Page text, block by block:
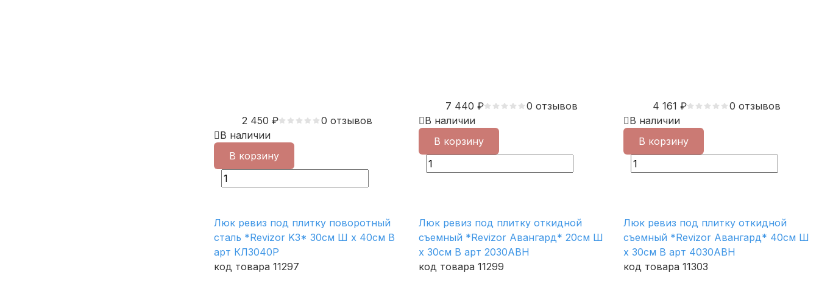
2 450 ₽
0 отзывов
В наличии
В корзину
7 440 ₽
0 отзывов
В наличии
В корзину
4 161 ₽
0 отзывов
В наличии
В корзину
Люк ревиз под плитку поворотный
сталь *Revizor K3* 30см Ш х 40см В
арт КЛ3040Р
код товара 11297
Люк ревиз под плитку откидной
съемный *Revizor Авангард* 20см Ш
х 30см В арт 2030АВН
код товара 11299
Люк ревиз под плитку откидной
съемный *Revizor Авангард* 40см Ш
х 30см В арт 4030АВН
код товара 11303